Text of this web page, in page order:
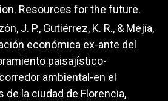
Resources for the future.
J. P., Gutiérrez, K. R., & Mejía,
económica ex-ante del
paisajístico-
ambiental-en el
de la ciudad de Florencia,